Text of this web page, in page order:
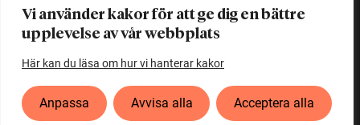
Vi använder kakor för att ge dig en bättre
upplevelse av vår webbplats
Här kan du läsa om hur vi hanterar kakor
Anpassa Avvisa alla Acceptera alla
Ett initiativ avVetenskapsrådet